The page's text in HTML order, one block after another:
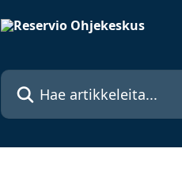
Hae artikkeleita...